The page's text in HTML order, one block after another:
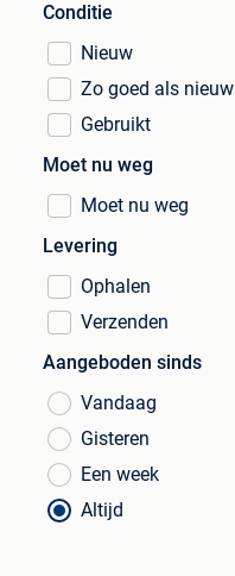
Conditie
Nieuw
Zo goed als nieuw
Gebruikt
Moet nu weg
Moet nu weg
Levering
Ophalen
Verzenden
Aangeboden sinds
Vandaag
Gisteren
Een week
Altijd